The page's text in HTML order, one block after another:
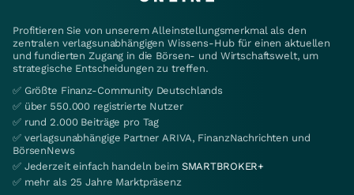
Profitieren Sie von unserem Alleinstellungsmerkmal als den
zentralen verlagsunabhängigen Wissens-Hub für einen aktuellen
und fundierten Zugang in die Börsen- und Wirtschaftswelt, um
strategische Entscheidungen zu treffen.
✅ Größte Finanz-Community Deutschlands
✅ über 550.000 registrierte Nutzer
✅ rund 2.000 Beiträge pro Tag
✅ verlagsunabhängige Partner ARIVA, FinanzNachrichten und
BörsenNews
✅ Jederzeit einfach handeln beim SMARTBROKER+
✅ mehr als 25 Jahre Marktpräsenz